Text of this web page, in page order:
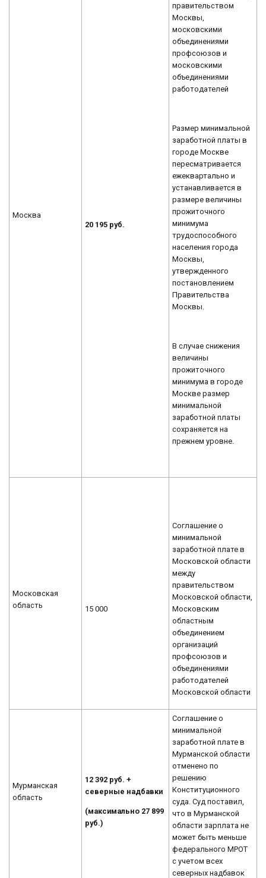
Москва
20 195 руб.
правительством
Москвы,
московскими
объединениями
профсоюзов и
московскими
объединениями
работодателей
Размер минимальной
заработной платы в
городе Москве
пересматривается
ежеквартально и
устанавливается в
размере величины
прожиточного
минимума
трудоспособного
населения города
Москвы,
утвержденного
постановлением
Правительства
Москвы.
В случае снижения
величины
прожиточного
минимума в городе
Москве размер
минимальной
заработной платы
сохраняется на
прежнем уровне.
Московская
область
15 000
Соглашение о
минимальной
заработной плате в
Московской области
между
правительством
Московской области,
Московским
областным
объединением
организаций
профсоюзов и
объединениями
работодателей
Московской области
Мурманская
область
12 392 руб. +
северные надбавки
(максимально 27 899
руб.)
Соглашение о
минимальной
заработной плате в
Мурманской области
отменено по
решению
Конституционного
суда. Суд поставил,
что в Мурманской
области зарплата не
может быть меньше
федерального МРОТ
с учетом всех
северных надбавок